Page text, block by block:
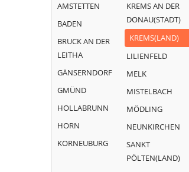
Kammern
AMSTETTEN
BADEN
BRUCK AN DER
LEITHA
GÄNSERNDORF
GMÜND
HOLLABRUNN
HORN
KORNEUBURG
KREMS AN DER
DONAU(STADT)
KREMS(LAND)
LILIENFELD
MELK
MISTELBACH
MÖDLING
NEUNKIRCHEN
SANKT
PÖLTEN(LAND)